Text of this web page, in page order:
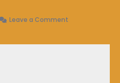
Leave a Comment